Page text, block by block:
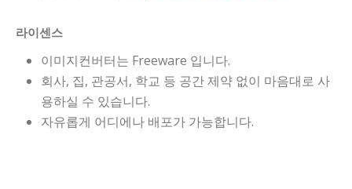
라이센스
이미지컨버터는 Freeware 입니다.
회사, 집, 관공서, 학교 등 공간 제약 없이 마음대로 사
용하실 수 있습니다.
자유롭게 어디에나 배포가 가능합니다.